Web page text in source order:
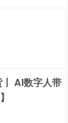
AI数字人带